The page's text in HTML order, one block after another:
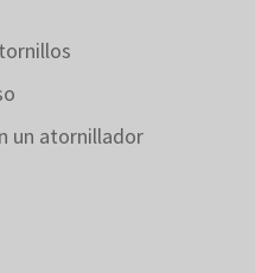
un atornillador